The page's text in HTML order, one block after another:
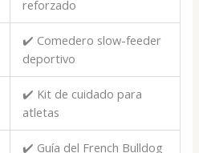
reforzado
✔️ Comedero slow-feeder
deportivo
✔️ Kit de cuidado para
atletas
✔️ Guía del French Bulldog